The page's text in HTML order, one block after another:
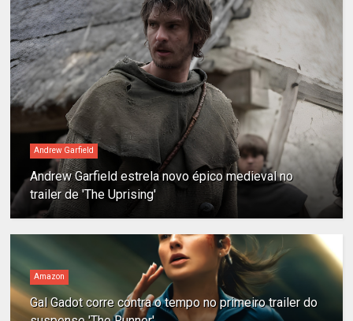
Andrew Garfield
Andrew Garfield estrela novo épico medieval no
trailer de 'The Uprising'
Amazon
Gal Gadot corre contra o tempo no primeiro trailer do